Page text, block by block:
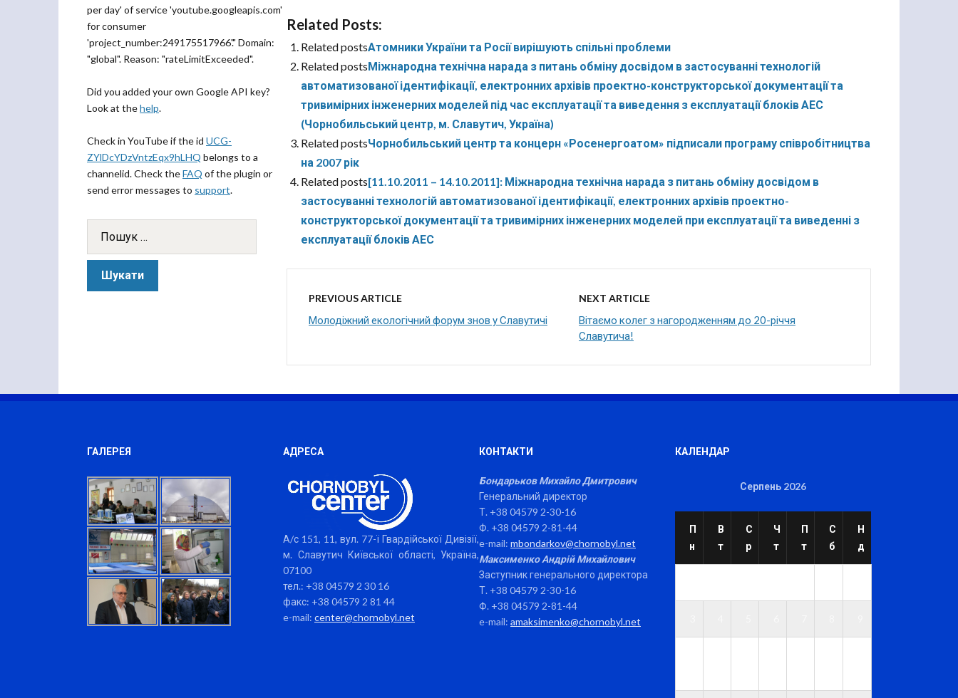
Related Posts:
Related postsАтомники України та Росії вирішують спільні проблеми
Related postsМіжнародна технічна нарада з питань обміну досвідом в застосуванні технологій
автоматизованої ідентифікації, електронних архівів проектно-конструкторської документації та
тривимірних інженерних моделей під час експлуатації та виведення з експлуатації блоків АЕС
(Чорнобильський центр, м. Славутич, Україна)
Related postsЧорнобильський центр та концерн «Росенергоатом» підписали програму співробітництва
на 2007 рік
Related posts[11.10.2011 – 14.10.2011]: Міжнародна технічна нарада з питань обміну досвідом в
застосуванні технологій автоматизованої ідентифікації, електронних архівів проектно-
конструкторської документації та тривимірних інженерних моделей при експлуатації та виведенні з
експлуатації блоків АЕС
PREVIOUS ARTICLE
Молодіжний екологічний форум знов у Славутичі
NEXT ARTICLE
Вітаємо колег з нагородженням до 20-річчя
Славутича!
per day' of service 'youtube.googleapis.com'
for consumer
'project_number:249175517966'." Domain:
"global". Reason: "rateLimitExceeded".
Did you added your own Google API key?
Look at thehelp.
Check in YouTube if the id UCG-
ZYlDcYDzVntzEqx9hLHQ belongs to a
channelid. Check theFAQ of the plugin or
send error messages to support.
ГАЛЕРЕЯ АДРЕСА
А/с 151, 11, вул. 77-ї Гвардійської Дивізії,
м. Славутич Київської області, Україна,
07100
тел.: +38 04579 2 30 16
факс: +38 04579 2 81 44
e-mail: center@chornobyl.net
КОНТАКТИ
Бондарьков Михайло Дмитрович
Генеральний директор
Т. +38 04579 2-30-16
Ф. +38 04579 2-81-44
e-mail: mbondarkov@chornobyl.net
Максименко Андрій Михайлович
Заступник генерального директора
Т. +38 04579 2-30-16
Ф. +38 04579 2-81-44
e-mail: amaksimenko@chornobyl.net
КАЛЕНДАР
Серпень 2026
П
н
В
т
С
р
Ч
т
П
т
С
б
Н
д